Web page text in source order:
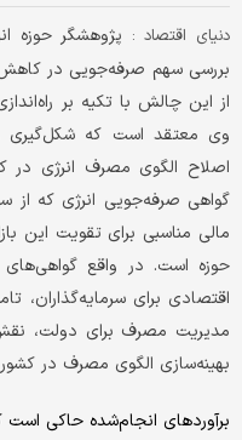
دنیای اقتصاد : پژوهشگر حوزه
بررسی سهم صرفه‏‏‌جویی در کاهش
از این چالش با تکیه بر
وی معتقد است که شکل‏‏‌گیری و
اصلاح الگوی مصرف انرژی در
گواهی صرفه‏‏‌جویی انرژی که از
مالی مناسبی برای تقویت این
حوزه است. در واقع گواهی‏‏‌های
اقتصادی برای سرمایه‌گذاران،
مدیریت مصرف برای دولت، نقش
بهینه‏‏‌سازی الگوی مصرف در کشور
برآوردهای انجام‌‌‌شده حاکی